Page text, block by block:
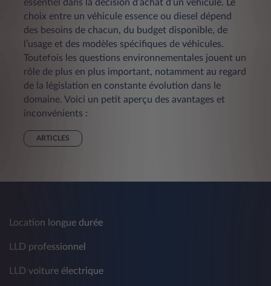
essentiel dans la décision d’achat d’un véhicule. Le
choix entre un véhicule essence ou diesel dépend
des besoins de chacun, du budget disponible, de
l’usage et des modèles spécifiques de véhicules.
Toutefois les questions environnementales jouent un
rôle de plus en plus important, notamment au regard
de la législation en constante évolution dans le
domaine. Voici un petit aperçu des avantages et
inconvénients :
ARTICLES
Location longue durée
LLD professionnel
LLD voiture électrique